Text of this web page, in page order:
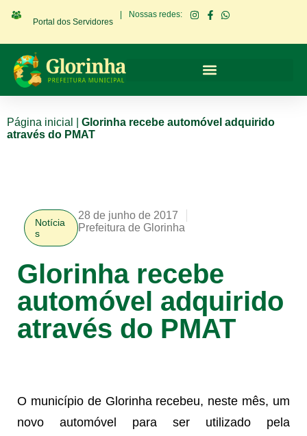
Portal dos Servidores
Nossas redes:
Página inicial
Glorinha recebe automóvel adquirido
através do PMAT
Notícia
s
28 de junho de 2017
Prefeitura de Glorinha
Glorinha recebe
automóvel adquirido
através do PMAT
O município de Glorinha recebeu, neste mês, um
novo automóvel para ser utilizado pela